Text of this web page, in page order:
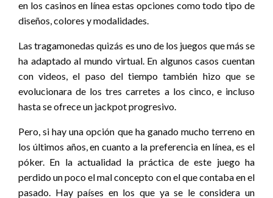
en los casinos en línea estas opciones como todo tipo de
diseños, colores y modalidades.
Las tragamonedas quizás es uno de los juegos que más se
ha adaptado al mundo virtual. En algunos casos cuentan
con videos, el paso del tiempo también hizo que se
evolucionara de los tres carretes a los cinco, e incluso
hasta se ofrece un jackpot progresivo.
Pero, si hay una opción que ha ganado mucho terreno en
los últimos años, en cuanto a la preferencia en línea, es el
póker. En la actualidad la práctica de este juego ha
perdido un poco el mal concepto con el que contaba en el
pasado. Hay países en los que ya se le considera un